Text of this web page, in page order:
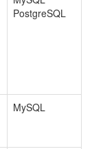
PostgreSQL
MySQL